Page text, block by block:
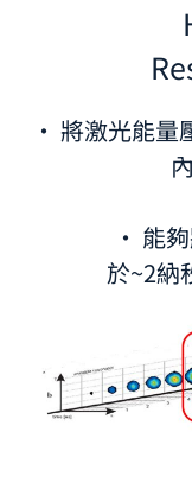
· 將激光能量
· 能
於~2納